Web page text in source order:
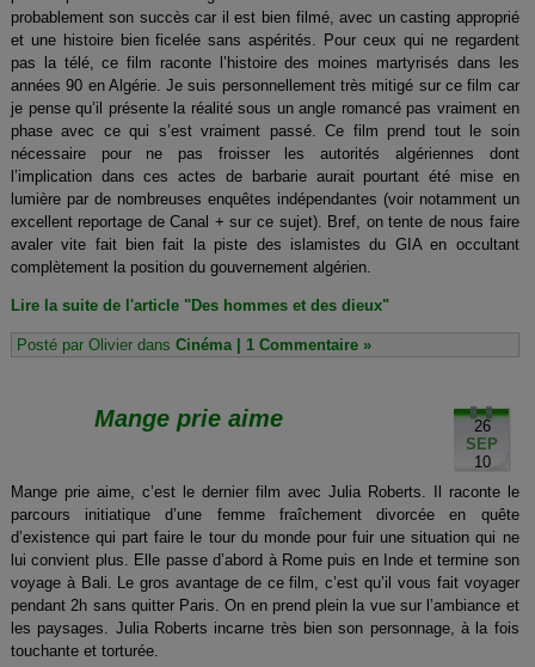
probablement son succès car il est bien filmé, avec un casting approprié
et une histoire bien ficelée sans aspérités. Pour ceux qui ne regardent
pas la télé, ce film raconte l’histoire des moines martyrisés dans les
années 90 en Algérie. Je suis personnellement très mitigé sur ce film car
je pense qu’il présente la réalité sous un angle romancé pas vraiment en
phase avec ce qui s’est vraiment passé. Ce film prend tout le soin
nécessaire pour ne pas froisser les autorités algériennes dont
l’implication dans ces actes de barbarie aurait pourtant été mise en
lumière par de nombreuses enquêtes indépendantes (voir notamment un
excellent reportage de Canal + sur ce sujet). Bref, on tente de nous faire
avaler vite fait bien fait la piste des islamistes du GIA en occultant
complètement la position du gouvernement algérien.
Lire la suite de l'article "Des hommes et des dieux"
Posté par Olivier dans Cinéma 1 Commentaire »
26
SEP
10
Mange prie aime
Mange prie aime, c’est le dernier film avec Julia Roberts. Il raconte le
parcours initiatique d’une femme fraîchement divorcée en quête
d’existence qui part faire le tour du monde pour fuir une situation qui ne
lui convient plus. Elle passe d’abord à Rome puis en Inde et termine son
voyage à Bali. Le gros avantage de ce film, c’est qu’il vous fait voyager
pendant 2h sans quitter Paris. On en prend plein la vue sur l’ambiance et
les paysages. Julia Roberts incarne très bien son personnage, à la fois
touchante et torturée.